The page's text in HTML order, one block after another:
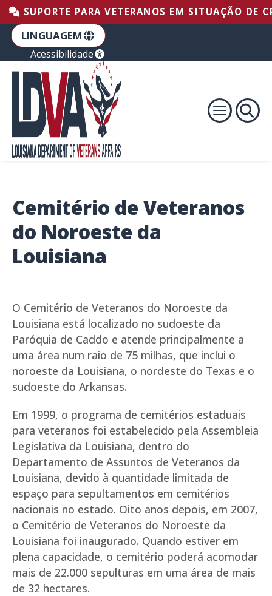
Pular para a navegação principal
Ir para o conteúdo
Ir para o rodapé
SUPORTE PARA VETERANOS EM SITUAÇÃO DE
LINGUAGEM
Acessibilidade
Cemitério de Veteranos
do Noroeste da
Louisiana
O Cemitério de Veteranos do Noroeste da
Louisiana está localizado no sudoeste da
Paróquia de Caddo e atende principalmente a
uma área num raio de 75 milhas, que inclui o
noroeste da Louisiana, o nordeste do Texas e o
sudoeste do Arkansas.
Em 1999, o programa de cemitérios estaduais
para veteranos foi estabelecido pela Assembleia
Legislativa da Louisiana, dentro do
Departamento de Assuntos de Veteranos da
Louisiana, devido à quantidade limitada de
espaço para sepultamentos em cemitérios
nacionais no estado. Oito anos depois, em 2007,
o Cemitério de Veteranos do Noroeste da
Louisiana foi inaugurado. Quando estiver em
plena capacidade, o cemitério poderá acomodar
mais de 22.000 sepulturas em uma área de mais
de 32 hectares.